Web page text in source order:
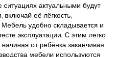
актуальными будут
включай её лёгкость,
удобно складывается и
эксплуатации. С этим легко
от ребёнка заканчивая
мебели используются